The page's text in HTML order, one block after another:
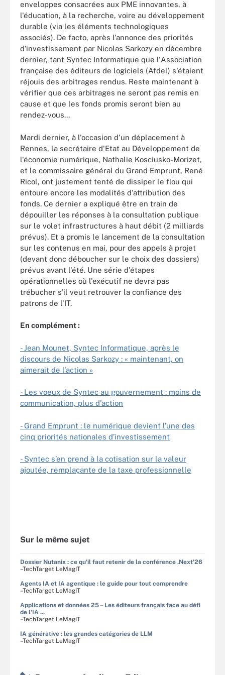
enveloppes consacrées aux PME innovantes, à
l'éducation, à la recherche, voire au développement
durable (via les éléments technologiques
associés). De facto, après l'annonce des priorités
d'investissement par Nicolas Sarkozy en décembre
dernier, tant Syntec Informatique que l'Association
française des éditeurs de logiciels (Afdel) s'étaient
réjouis des arbitrages rendus. Reste maintenant à
vérifier que ces arbitrages ne seront pas remis en
cause et que les fonds promis seront bien au
rendez-vous...
Mardi dernier, à l'occasion d'un déplacement à
Rennes, la secrétaire d'Etat au Développement de
l'économie numérique, Nathalie Kosciusko-Morizet,
et le commissaire général du Grand Emprunt, René
Ricol, ont justement tenté de dissiper le flou qui
entoure encore les modalités d'attribution des
fonds. Ce dernier a expliqué être en train de
dépouiller les réponses à la consultation publique
sur le volet infrastructures à haut débit (2 milliards
prévus). Et a promis le lancement de la consultation
sur les contenus en mai, pour des appels à projet
(devant donc déboucher sur le choix des dossiers)
prévus avant l'été. Une série d'étapes
opérationnelles où l'exécutif ne devra pas
trébucher s'il veut retrouver la confiance des
patrons de l'IT.
En complément :
- Jean Mounet, Syntec Informatique, après le
discours de Nicolas Sarkozy : « maintenant, on
aimerait de l'action »
- Les voeux de Syntec au gouvernement : moins de
communication, plus d'action
- Grand Emprunt : le numérique devient l’une des
cinq priorités nationales d’investissement
- Syntec s’en prend à la cotisation sur la valeur
ajoutée, remplaçante de la taxe professionnelle
Sur le même sujet
Dossier Nutanix : ce qu'il faut retenir de la conférence .Next'26
–TechTarget LeMagIT
Agents IA et IA agentique : le guide pour tout comprendre
–TechTarget LeMagIT
Applications et données 25 – Les éditeurs français face au défi
de l'IA ...
–TechTarget LeMagIT
IA générative : les grandes catégories de LLM
–TechTarget LeMagIT